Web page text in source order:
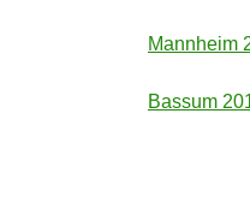
Mannheim
Bassum